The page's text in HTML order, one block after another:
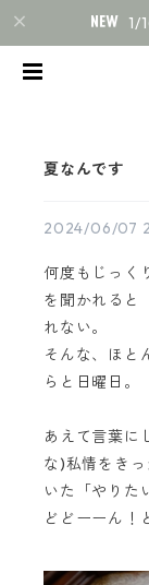
1/
夏なんです
2024/06/07
何度もじっく
を聞かれると
れない。
そんな、ほと
らと日曜日。
あえて言葉に
な)私情をき
いた「やりた
どどーーん！